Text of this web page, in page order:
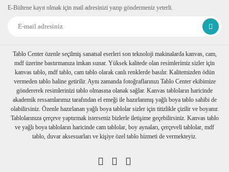
E-Bültene kayıt olmak için mail adresinizi yazıp göndermeniz yeterli.
Tablo Center özenle seçilmiş sanatsal eserleri son teknoloji makinalarda kanvas, cam,
mdf üzerine bastırmanıza imkan sunar. Yüksek kalitede olan resimlerimiz sizler için
kanvas tablo, mdf tablo, cam tablo olarak canlı renklerde basılır. Kalitemizden ödün
vermeden tablo haline getirilir. Aynı zamanda fotoğraflarınızı Tablo Center ekibimize
göndererek resimlerinizi tablo olmasına olanak sağlar. Kanvas tabloların haricinde
akademik ressamlarımız tarafından el emeği ile hazırlanmış yağlı boya tablo sahibi de
olabilirsiniz. Özenle hazırlanan yağlı boya tablolar sizler için titizlikle çizilir ve boyanır.
Tablolarınıza çerçeve yaptırmak isterseniz bizlerle iletişime geçebilirsiniz. Kanvas tablo
ve yağlı boya tabloların haricinde cam tablolar, boy aynaları, çerçeveli tablolar, mdf
tablo, duvar aksesuarları ve kişiye özel tablo hizmeti de vermekteyiz.